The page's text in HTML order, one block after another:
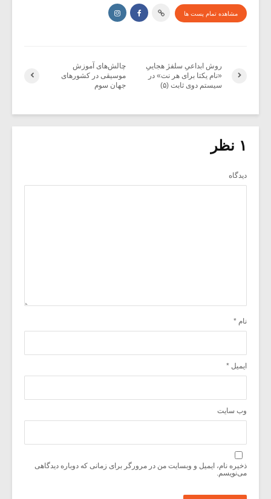
مشاهده تمام پست ها
چالش‌های آموزش
موسیقی در کشورهای
جهان سوم
روش ابداعیِ سلفژ هجاییِ
«نام یکتا برای هر نت» در
سیستم دوی ثابت (۵)
۱ نظر
دیدگاه
نام *
ایمیل *
وب‌ سایت
ذخیره نام، ایمیل و وبسایت من در مرورگر برای زمانی که دوباره دیدگاهی
می‌نویسم.